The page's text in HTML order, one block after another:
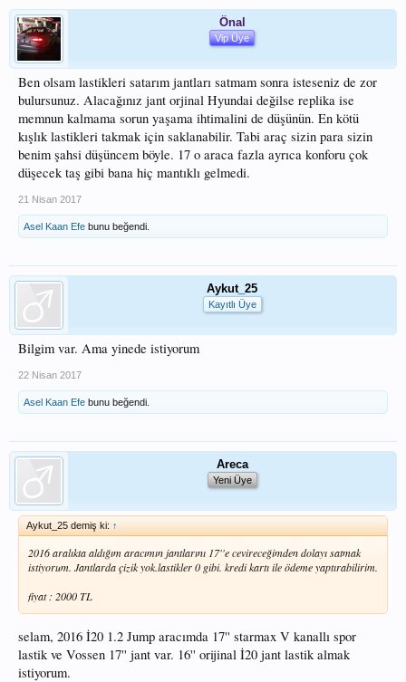
Önal
Vip Üye
Ben olsam lastikleri satarım jantları satmam sonra isteseniz de zor
bulursunuz. Alacağınız jant orjinal Hyundai değilse replika ise
memnun kalmama sorun yaşama ihtimalini de düşünün. En kötü
kışlık lastikleri takmak için saklanabilir. Tabi araç sizin para sizin
benim şahsi düşüncem böyle. 17 o araca fazla ayrıca konforu çok
düşecek taş gibi bana hiç mantıklı gelmedi.
21 Nisan 2017
Asel Kaan Efe bunu beğendi.
Aykut_25
Kayıtlı Üye
Bilgim var. Ama yinede istiyorum
22 Nisan 2017
Asel Kaan Efe bunu beğendi.
Areca
Yeni Üye
Aykut_25 demiş ki: ↑
2016 aralıkta aldığım aracımın jantlarını 17''e cevireceğimden dolayı satmak
istiyorum. Jantlarda çizik yok.lastikler 0 gibi. kredi kartı ile ödeme yaptırabilirim.
fiyat : 2000 TL
selam, 2016 İ20 1.2 Jump aracımda 17'' starmax V kanallı spor
lastik ve Vossen 17'' jant var. 16'' orijinal İ20 jant lastik almak
istiyorum.